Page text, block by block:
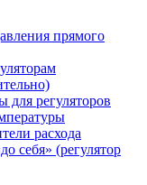
прямого
регуляторов
расхода
себя» (регулятор